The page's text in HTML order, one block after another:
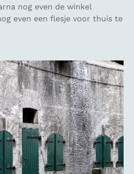
nog even de winkel
even een flesje voor thuis te